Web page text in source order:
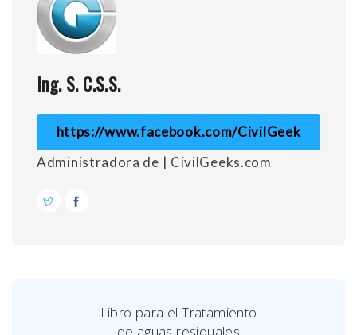
Ing. S. C.S.S.
https://www.facebook.com/CivilGeek
Administradora de | CivilGeeks.com
Libro para el Tratamiento